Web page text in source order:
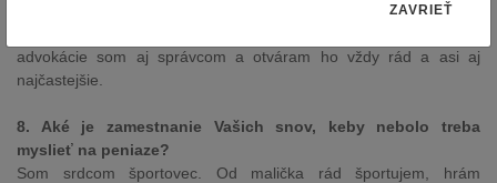
advokácie som aj správcom a otváram ho vždy rád a asi aj
najčastejšie.
8. Aké je zamestnanie Vašich snov, keby nebolo treba
myslieť na peniaze?
Som srdcom športovec. Od malička rád športujem, hrám
ZAVRIEŤ